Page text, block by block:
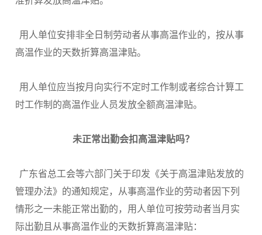
用人单位安排非全日制劳动者从事高温作业的，按从事
高温作业的天数折算高温津贴。
用人单位应当按月向实行不定时工作制或者综合计算工
时工作制的高温作业人员发放全额高温津贴。
未正常出勤会扣高温津贴吗？
广东省总工会等六部门关于印发《关于高温津贴发放的
管理办法》的通知规定，从事高温作业的劳动者因下列
情形之一未能正常出勤的，用人单位可按劳动者当月实
际出勤且从事高温作业的天数折算高温津贴：